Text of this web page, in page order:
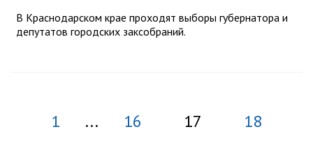
В Краснодарском крае проходят выборы губернатора и
депутатов городских заксобраний.
1 ... 16 17 18